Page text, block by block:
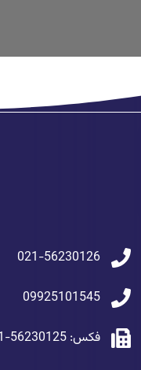
021-56230126
09925101545
فکس: 56230125-021